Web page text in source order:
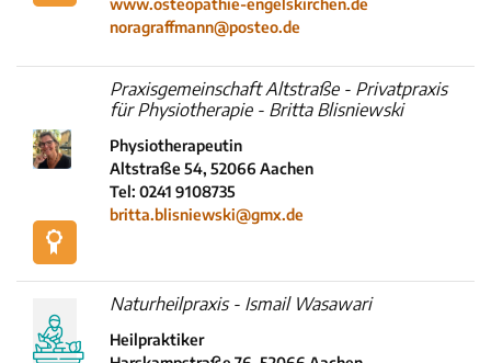
www.osteopathie-engelskirchen.de
noragraffmann@posteo.de
Praxisgemeinschaft Altstraße - Privatpraxis
für Physiotherapie - Britta Blisniewski
Physiotherapeutin
Altstraße 54, 52066 Aachen
Tel: 0241 9108735
britta.blisniewski@gmx.de
Naturheilpraxis - Ismail Wasawari
Heilpraktiker